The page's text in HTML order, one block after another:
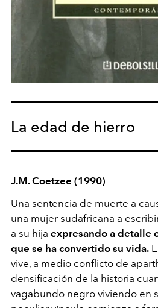
La edad de hierro
J.M. Coetzee (1990)
Una sentencia de muerte a
una mujer sudafricana a
a su hija expresando a detalle
que se ha convertido su vida.
vive, a medio conflicto de
densificación de la historia
vagabundo negro viviendo en